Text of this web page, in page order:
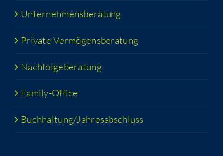
Unter­neh­mens­be­ra­tung
Pri­va­te Vermögensberatung
Nach­fol­ge­be­ra­tung
Fami­­ly-Office
Buchhaltung/​​Jahresabschluss